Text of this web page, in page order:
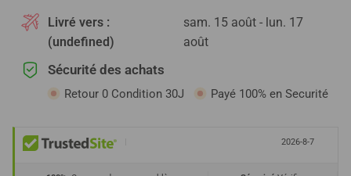
Livré vers :
(undefined)
sam. 15 août - lun. 17
août
Sécurité des achats
Retour 0 Condition 30J Payé 100% en Securité
2026-8-7